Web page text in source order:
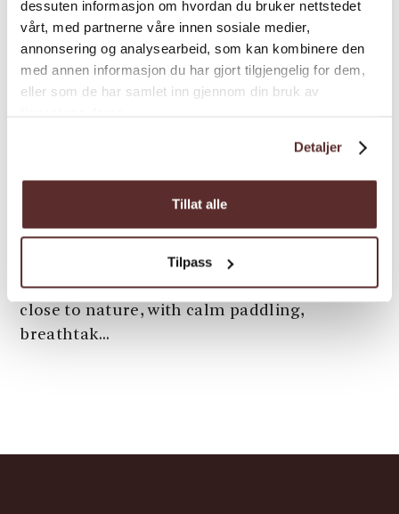
dessuten informasjon om hvordan du bruker nettstedet
vårt, med partnerne våre innen sosiale medier,
annonsering og analysearbeid, som kan kombinere den
med annen informasjon du har gjort tilgjengelig for dem,
eller som de har samlet inn gjennom din bruk av
Detaljer
Tillat alle
Tilpass
Guided sea kayaking tour on
the Hardangerfjord
Join Trolltunga Adventures on a guided
kayaking tour among waterfalls, mountains
and fjord – and experience Hardanger from a
whole new perspective. This tour takes you
close to nature, with calm paddling,
breathtak...